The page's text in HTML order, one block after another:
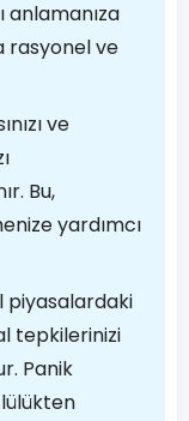
anlamanıza
rasyonel ve
ve
Bu,
yardımcı
piyasalardaki
tepkilerinizi
Panik